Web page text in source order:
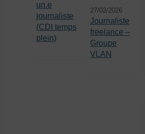
un.e
journaliste
(CDI temps
plein)
27/02/2026
Journaliste
freelance –
Groupe
VLAN